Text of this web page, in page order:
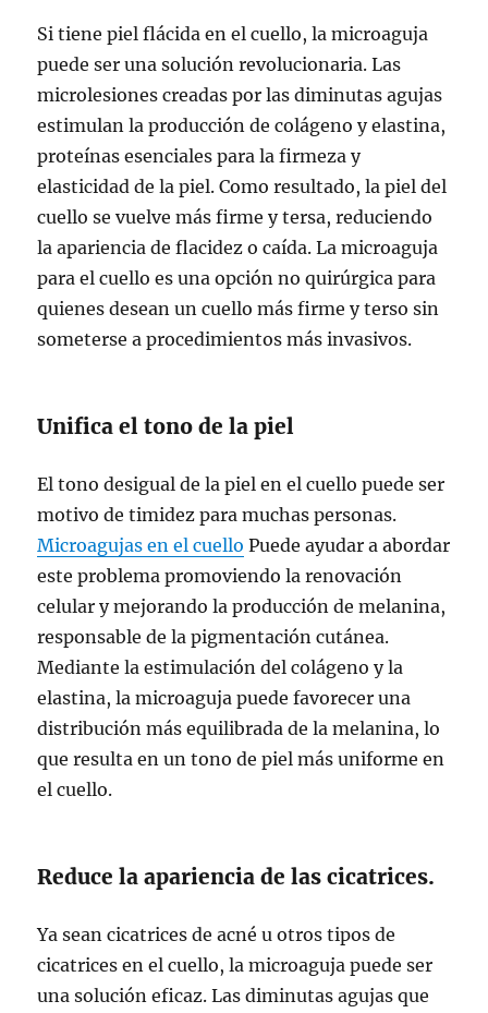
Si tiene piel flácida en el cuello, la microaguja
puede ser una solución revolucionaria. Las
microlesiones creadas por las diminutas agujas
estimulan la producción de colágeno y elastina,
proteínas esenciales para la firmeza y
elasticidad de la piel. Como resultado, la piel del
cuello se vuelve más firme y tersa, reduciendo
la apariencia de flacidez o caída. La microaguja
para el cuello es una opción no quirúrgica para
quienes desean un cuello más firme y terso sin
someterse a procedimientos más invasivos.
Unifica el tono de la piel
El tono desigual de la piel en el cuello puede ser
motivo de timidez para muchas personas.
Microagujas en el cuello Puede ayudar a abordar
este problema promoviendo la renovación
celular y mejorando la producción de melanina,
responsable de la pigmentación cutánea.
Mediante la estimulación del colágeno y la
elastina, la microaguja puede favorecer una
distribución más equilibrada de la melanina, lo
que resulta en un tono de piel más uniforme en
el cuello.
Reduce la apariencia de las cicatrices.
Ya sean cicatrices de acné u otros tipos de
cicatrices en el cuello, la microaguja puede ser
una solución eficaz. Las diminutas agujas que